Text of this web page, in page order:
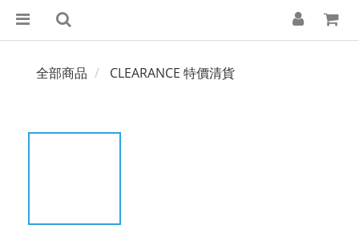
全部商品 CLEARANCE 特價清貨